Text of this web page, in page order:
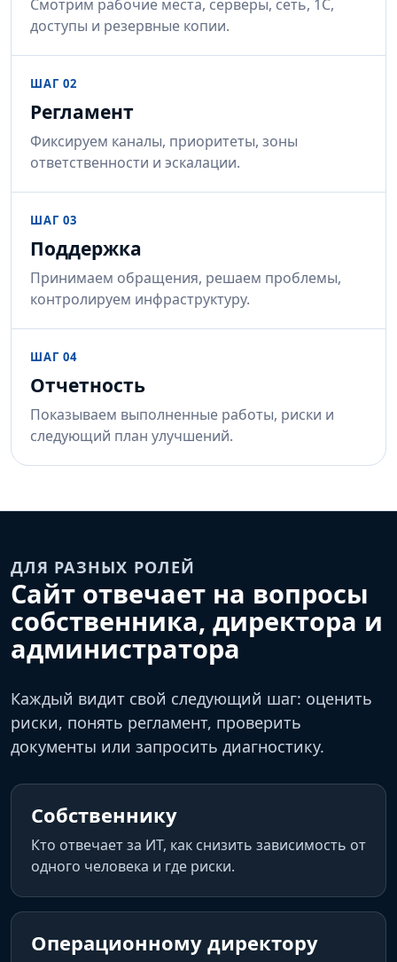
Смотрим рабочие места, серверы, сеть, 1С,
доступы и резервные копии.
ШАГ 02
Регламент
Фиксируем каналы, приоритеты, зоны
ответственности и эскалации.
ШАГ 03
Поддержка
Принимаем обращения, решаем проблемы,
контролируем инфраструктуру.
ШАГ 04
Отчетность
Показываем выполненные работы, риски и
следующий план улучшений.
ДЛЯ РАЗНЫХ РОЛЕЙ
Сайт отвечает на вопросы
собственника, директора и
администратора
Каждый видит свой следующий шаг: оценить
риски, понять регламент, проверить
документы или запросить диагностику.
Собственнику
Кто отвечает за ИТ, как снизить зависимость от
одного человека и где риски.
Операционному директору